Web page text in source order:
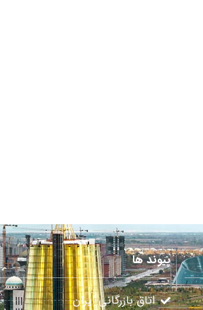
پیوند ها
اتاق بازرگانی ایران